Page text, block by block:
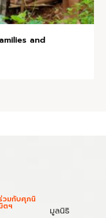
and
วมกับศุภนิ
ตฯ
มูลนิธิ